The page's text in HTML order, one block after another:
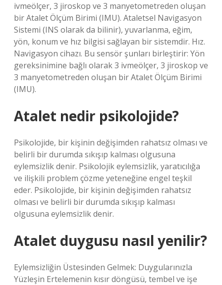
ivmeölçer, 3 jiroskop ve 3 manyetometreden oluşan
bir Atalet Ölçüm Birimi (IMU). Ataletsel Navigasyon
Sistemi (INS olarak da bilinir), yuvarlanma, eğim,
yön, konum ve hız bilgisi sağlayan bir sistemdir. Hız.
Navigasyon cihazı. Bu sensör şunları birleştirir: Yön
gereksinimine bağlı olarak 3 ivmeölçer, 3 jiroskop ve
3 manyetometreden oluşan bir Atalet Ölçüm Birimi
(IMU).
Atalet nedir psikolojide?
Psikolojide, bir kişinin değişimden rahatsız olması ve
belirli bir durumda sıkışıp kalması olgusuna
eylemsizlik denir. Psikolojik eylemsizlik, yaratıcılığa
ve ilişkili problem çözme yeteneğine engel teşkil
eder. Psikolojide, bir kişinin değişimden rahatsız
olması ve belirli bir durumda sıkışıp kalması
olgusuna eylemsizlik denir.
Atalet duygusu nasıl yenilir?
Eylemsizliğin Üstesinden Gelmek: Duygularınızla
Yüzleşin Ertelemenin kısır döngüsü, tembel ve işe